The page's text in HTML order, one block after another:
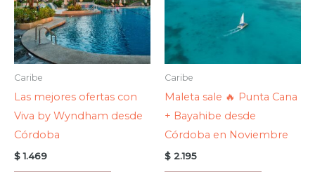
Caribe
Las mejores ofertas con
Viva by Wyndham desde
Córdoba
$1.469
Caribe
Maleta sale 🔥 Punta Cana
+ Bayahibe desde
Córdoba en Noviembre
$ 2.195